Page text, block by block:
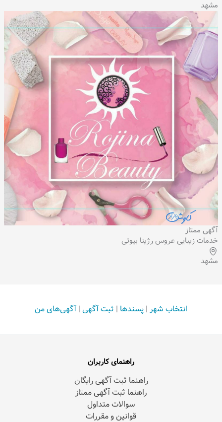
مشهد
آگهی ممتاز
خدمات زیبایی عروس رژینا بیوتی
مشهد
انتخاب شهر | پسندها | ثبت آگهی | آگهی‌های من
راهنمای کاربران
راهنما ثبت آگهی رایگان
راهنما ثبت آگهی ممتاز
سوالات متداول
قوانین و مقررات